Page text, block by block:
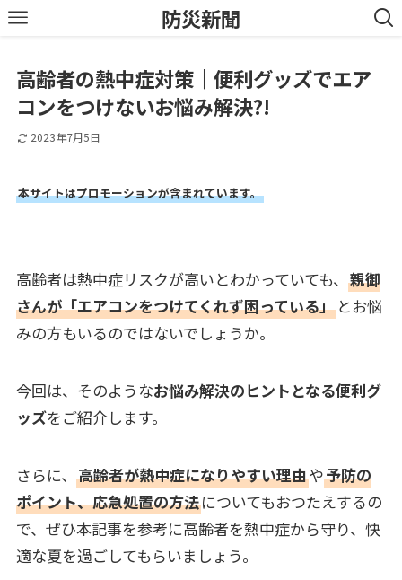
防災新聞
高齢者の熱中症対策｜便利グッズでエア
コンをつけないお悩み解決?!
2023年7月5日
本サイトはプロモーションが含まれています。
高齢者は熱中症リスクが高いとわかっていても、 親御
さんが「エアコンをつけてくれず困っている」とお悩
みの方もいるのではないでしょうか。
今回は、そのようなお悩み解決のヒントとなる便利グ
ッズをご紹介します。
さらに、 高齢者が熱中症になりやすい理由や予防の
ポイント、応急処置の方法についてもおつたえするの
で、ぜひ本記事を参考に高齢者を熱中症から守り、快
適な夏を過ごしてもらいましょう。